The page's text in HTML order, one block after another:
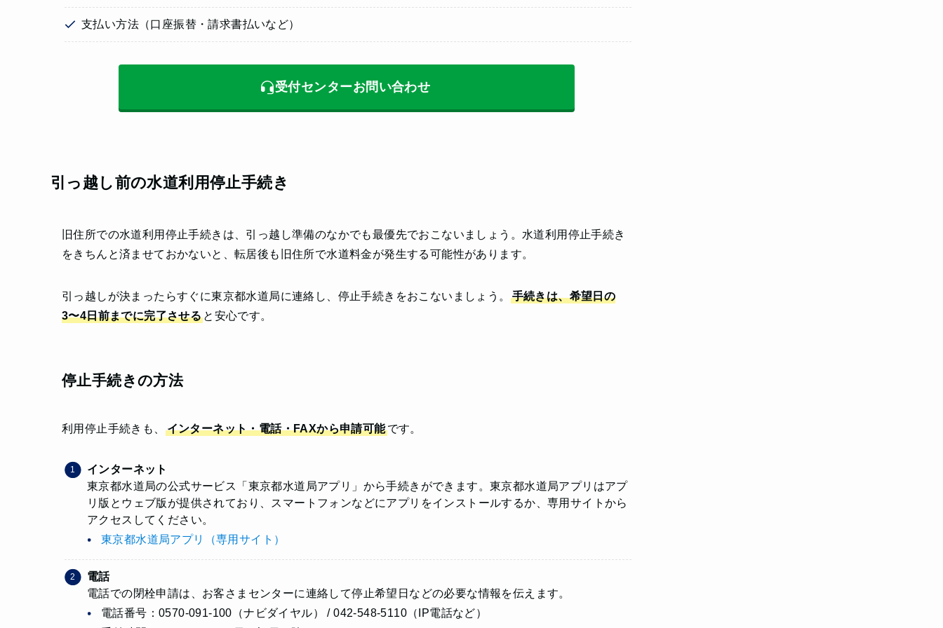
支払い方法（口座振替・請求書払いなど）
受付センターお問い合わせ
引っ越し前の水道利用停止手続き
旧住所での水道利用停止手続きは、引っ越し準備のなかでも最優先でおこないましょう。水道利用停止手続き
をきちんと済ませておかないと、転居後も旧住所で水道料金が発生する可能性があります。
引っ越しが決まったらすぐに東京都水道局に連絡し、停止手続きをおこないましょう。
手続きは、希望日の
3〜4日前までに完了させる と安心です。
停止手続きの方法
利用停止手続きも、 インターネット・電話・FAXから申請可能です。
インターネット
東京都水道局の公式サービス「東京都水道局アプリ」から手続きができます。東京都水道局アプリはアプ
リ版とウェブ版が提供されており、スマートフォンなどにアプリをインストールするか、専用サイトから
アクセスしてください。
東京都水道局アプリ（専用サイト）
電話
電話での閉栓申請は、お客さまセンターに連絡して停止希望日などの必要な情報を伝えます。
電話番号：0570-091-100（ナビダイヤル） / 042-548-5110（IP電話など）